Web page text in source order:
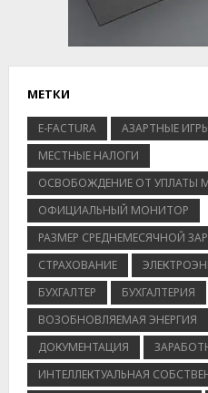
МЕТКИ
E-FACTURA АЗАРТНЫЕ
МЕСТНЫЕ НАЛОГИ
ОСВОБОЖДЕНИЕ ОТ УПЛАТЫ
ОФИЦИАЛЬНЫЙ МОНИТОР
РАЗМЕР СРЕДНЕМЕСЯЧНОЙ
СТРАХОВАНИЕ
БУХГАЛТЕР
БУХГАЛТЕРИЯ
ВОЗОБНОВЛЯЕМАЯ ЭНЕРГИЯ
ДОКУМЕНТАЦИЯ
ИНТЕЛЛЕКТУАЛЬНАЯ